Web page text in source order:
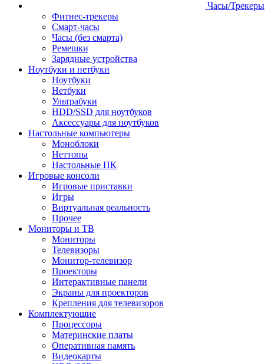
Часы/Трекеры
Фитнес-трекеры
Смарт-часы
Часы (без смарта)
Ремешки
Зарядные устройства
Ноутбуки и нетбуки
Ноутбуки
Нетбуки
Ультрабуки
HDD/SSD для ноутбуков
Аксессуары для ноутбуков
Настольные компьютеры
Моноблоки
Неттопы
Настольные ПК
Игровые консоли
Игровые приставки
Игры
Виртуальная реальность
Прочее
Мониторы и ТВ
Мониторы
Телевизоры
Монитор-телевизор
Проекторы
Интерактивные панели
Экраны для проекторов
Крепления для телевизоров
Комплектующие
Процессоры
Материнские платы
Оперативная память
Видеокарты